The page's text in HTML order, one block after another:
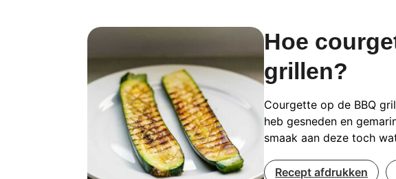
Hoe
grillen?
Courgette op de BBQ
heb gesneden en
smaak aan deze toch
Recept afdrukken